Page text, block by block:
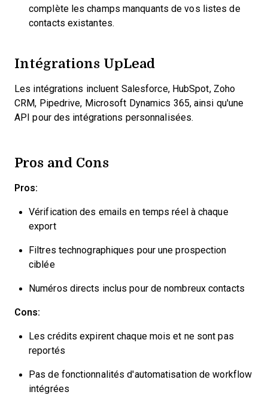
complète les champs manquants de vos listes de
contacts existantes.
Intégrations UpLead
Les intégrations incluent Salesforce, HubSpot, Zoho
CRM, Pipedrive, Microsoft Dynamics 365, ainsi qu'une
API pour des intégrations personnalisées.
Pros and Cons
Pros:
Vérification des emails en temps réel à chaque
export
Filtres technographiques pour une prospection
ciblée
Numéros directs inclus pour de nombreux contacts
Cons:
Les crédits expirent chaque mois et ne sont pas
reportés
Pas de fonctionnalités d'automatisation de workflow
intégrées